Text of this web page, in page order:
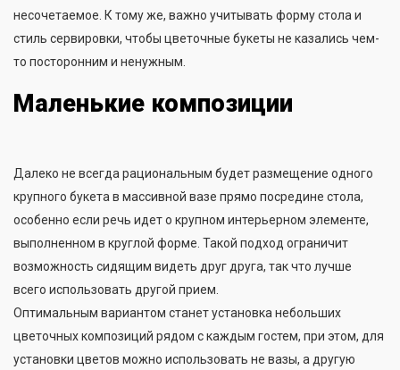
несочетаемое. К тому же, важно учитывать форму стола и
стиль сервировки, чтобы цветочные букеты не казались чем-
то посторонним и ненужным.
Маленькие композиции
Далеко не всегда рациональным будет размещение одного
крупного букета в массивной вазе прямо посредине стола,
особенно если речь идет о крупном интерьерном элементе,
выполненном в круглой форме. Такой подход ограничит
возможность сидящим видеть друг друга, так что лучше
всего использовать другой прием.
Оптимальным вариантом станет установка небольших
цветочных композиций рядом с каждым гостем, при этом, для
установки цветов можно использовать не вазы, а другую